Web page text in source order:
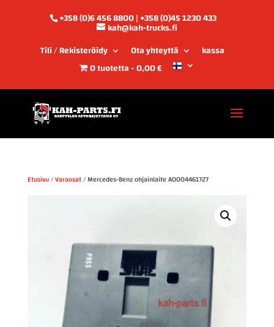
+358 (0)6 456 8800 | +358 (0)45 1230 433
kah@kah-trucks.fi
Tili / Rekisteröidy
Ota yhteyttä
kassa
0 tuotetta 0,00 €
Etusivu/Varaosat/ Mercedes-Benz ohjainlaite A0004461727